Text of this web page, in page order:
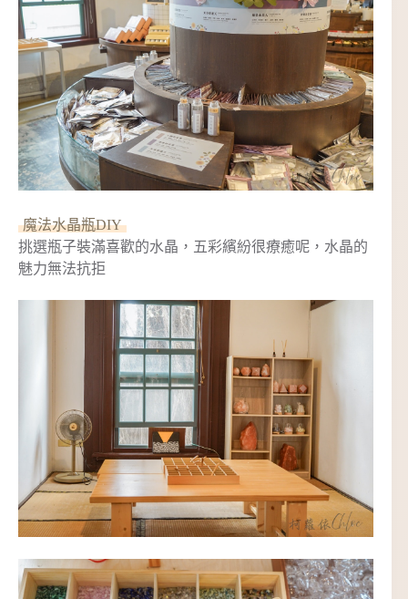
魔法水晶瓶DIY
挑選瓶子裝滿喜歡的水晶，五彩繽紛很療癒呢，水晶的
魅力無法抗拒